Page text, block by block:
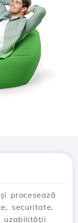
procesează
securitate,
uzabilității